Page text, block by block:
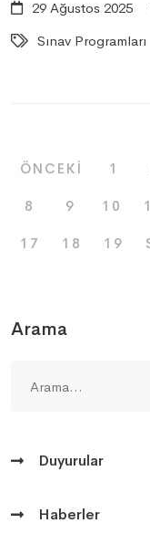
Arama
Duyurular
Haberler
29 Ağustos 2025
Sınav Programları
ÖNCEKI 1
8 9 10
17 18 19